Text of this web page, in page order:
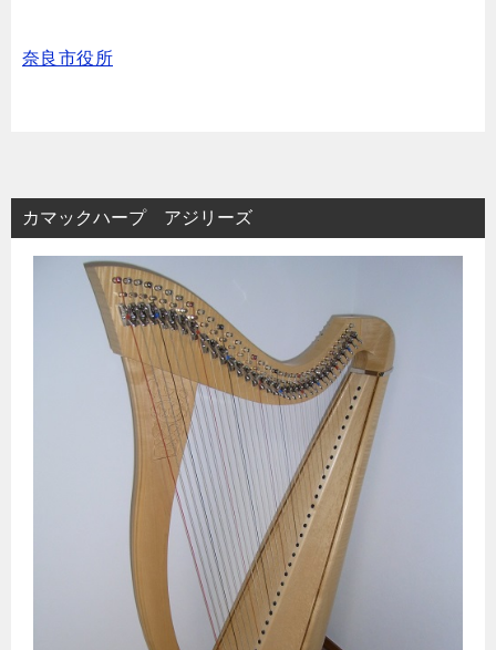
奈良市役所
カマックハープ アジリーズ